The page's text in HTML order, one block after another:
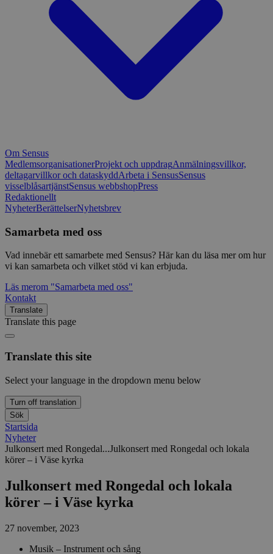
Om Sensus
MedlemsorganisationerProjekt och uppdragAnmälningsvillkor,
deltagarvillkor och dataskyddArbeta i SensusSensus
visselblåsartjänstSensus webbshopPress
Redaktionellt
NyheterBerättelserNyhetsbrev
Samarbeta med oss
Vad innebär ett samarbete med Sensus? Här kan du läsa mer om hur
vi kan samarbeta och vilket stöd vi kan erbjuda.
Läs merom "Samarbeta med oss"
Kontakt
Translate
Translate this page
Translate this site
Select your language in the dropdown menu below
Turn off translation
Sök
Startsida
Nyheter
Julkonsert med Rongedal...Julkonsert med Rongedal och lokala
körer – i Väse kyrka
Julkonsert med Rongedal och lokala
körer – i Väse kyrka
27 november, 2023
Musik – Instrument och sång